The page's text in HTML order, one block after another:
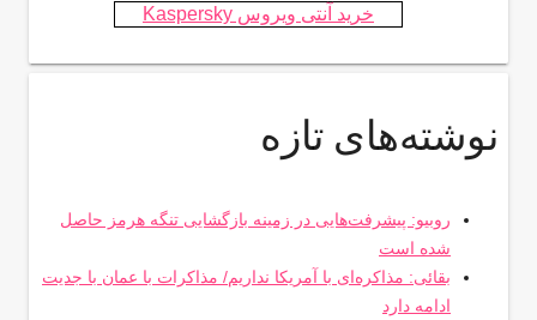
خرید آنتی ویروس Kaspersky
نوشته‌های تازه
روبیو: پیشرفت‌هایی در زمینه بازگشایی تنگه هرمز حاصل
شده است
بقائی: مذاکره‌ای با آمریکا نداریم/ مذاکرات با عمان با جدیت
ادامه دارد